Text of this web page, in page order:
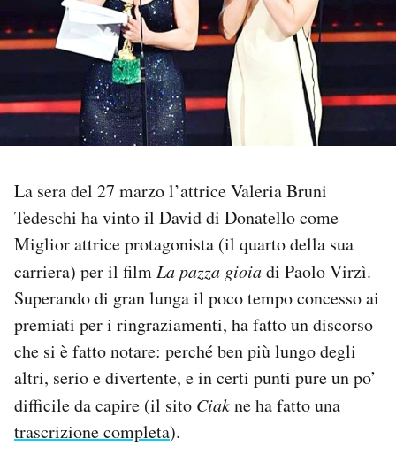
PODCAST
NEWSLETTER
SHOP
CALENDARIO
AREA PERSONALE
Newsletter
Notifiche mobile
Regala il Post
La sera del 27 marzo l’attrice Valeria Bruni
Tedeschi ha vinto il David di Donatello come
Miglior attrice protagonista (il quarto della sua
carriera) per il filmLa pazza gioiadi Paolo Virzì.
Superando di gran lunga il poco tempo concesso ai
premiati per i ringraziamenti, ha fatto un discorso
che si è fatto notare: perché ben più lungo degli
altri, serio e divertente, e in certi punti pure un po’
difficile da capire (il sito Ciakne ha fatto una
trascrizione completa).